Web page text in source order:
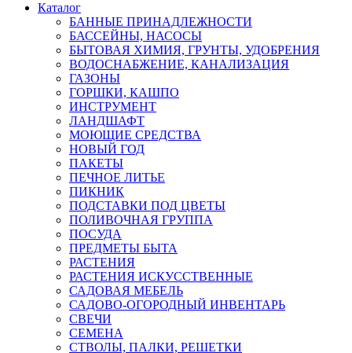
Каталог
БАННЫЕ ПРИНАДЛЕЖНОСТИ
БАССЕЙНЫ, НАСОСЫ
БЫТОВАЯ ХИМИЯ, ГРУНТЫ, УДОБРЕНИЯ
ВОДОСНАБЖЕНИЕ, КАНАЛИЗАЦИЯ
ГАЗОНЫ
ГОРШКИ, КАШПО
ИНСТРУМЕНТ
ЛАНДШАФТ
МОЮЩИЕ СРЕДСТВА
НОВЫЙ ГОД
ПАКЕТЫ
ПЕЧНОЕ ЛИТЬЕ
ПИКНИК
ПОДСТАВКИ ПОД ЦВЕТЫ
ПОЛИВОЧНАЯ ГРУППА
ПОСУДА
ПРЕДМЕТЫ БЫТА
РАСТЕНИЯ
РАСТЕНИЯ ИСКУССТВЕННЫЕ
САДОВАЯ МЕБЕЛЬ
САДОВО-ОГОРОДНЫЙ ИНВЕНТАРЬ
СВЕЧИ
СЕМЕНА
СТВОЛЫ, ПАЛКИ, РЕШЕТКИ